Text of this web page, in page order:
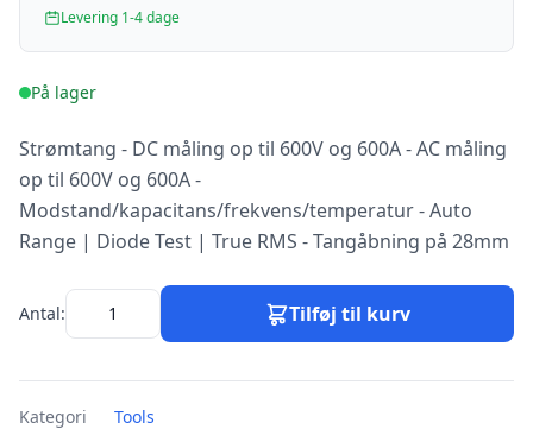
Levering 1-4 dage
På lager
Strømtang - DC måling op til 600V og 600A - AC måling
op til 600V og 600A -
Modstand/kapacitans/frekvens/temperatur - Auto
Range | Diode Test | True RMS - Tangåbning på 28mm
Antal: Tilføj til kurv
Kategori
Tools